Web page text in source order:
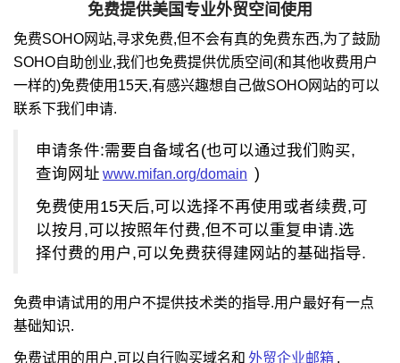
免费提供美国专业外贸空间使用
免费SOHO网站,寻求免费,但不会有真的免费东西,为了鼓励
SOHO自助创业,我们也免费提供优质空间(和其他收费用户
一样的)免费使用15天,有感兴趣想自己做SOHO网站的可以
联系下我们申请.
申请条件:需要自备域名(也可以通过我们购买,
查询网址 www.mifan.org/domain )
免费使用15天后,可以选择不再使用或者续费,可
以按月,可以按照年付费,但不可以重复申请.选
择付费的用户,可以免费获得建网站的基础指导.
免费申请试用的用户不提供技术类的指导.用户最好有一点
基础知识.
免费试用的用户,可以自行购买域名和 外贸企业邮箱 .